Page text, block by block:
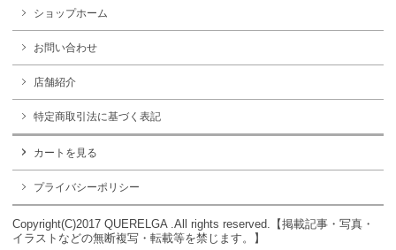
ショップホーム
お問い合わせ
店舗紹介
特定商取引法に基づく表記
カートを見る
プライバシーポリシー
Copyright(C)2017 QUERELGA .All rights reserved.【掲載記事・写真・
イラストなどの無断複写・転載等を禁じます。】